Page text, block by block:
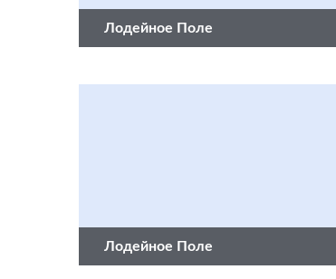
Лодейное Поле
Лодейное Поле